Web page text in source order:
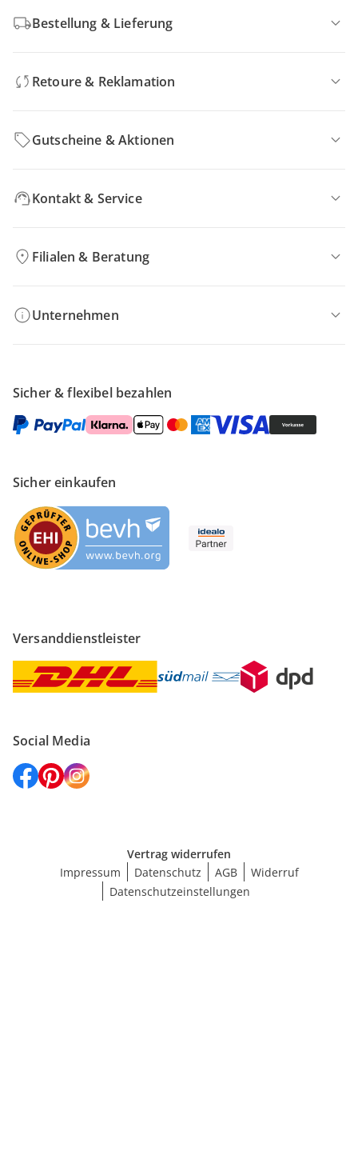
Bestellung & Lieferung
Retoure & Reklamation
Gutscheine & Aktionen
Kontakt & Service
Filialen & Beratung
Unternehmen
Sicher & flexibel bezahlen
Sicher einkaufen
Versanddienstleister
Social Media
Vertrag widerrufen
Impressum
Datenschutz AGB
Widerruf
Datenschutzeinstellungen